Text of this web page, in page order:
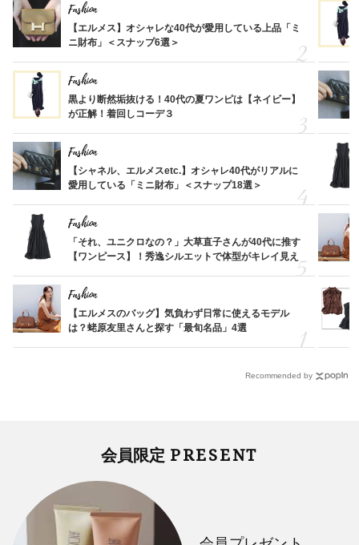
Fashion
【エルメス】オシャレな40代が愛用している上品「ミ
ニ財布」＜スナップ6選＞
Fashion
黒より断然垢抜ける！40代の夏ワンピは【ネイビー】
が正解！着回しコーデ３
Fashion
【シャネル、エルメスetc.】オシャレ40代がリアルに
愛用している「ミニ財布」＜スナップ18選＞
Fashion
「それ、ユニクロなの？」大草直子さんが40代に推す
【ワンピース】！秀逸シルエットで体型がキレイ見え
Fashion
【エルメスのバッグ】気負わず日常に使えるモデル
は？蛯原友里さんと探す「最旬名品」4選
Recommended by
会員限定 PRESENT